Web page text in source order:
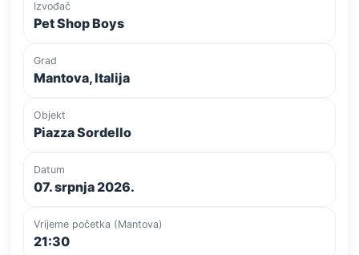
Izvođač
Pet Shop Boys
Grad
Mantova, Italija
Objekt
Piazza Sordello
Datum
07. srpnja 2026.
Vrijeme početka (Mantova)
21:30